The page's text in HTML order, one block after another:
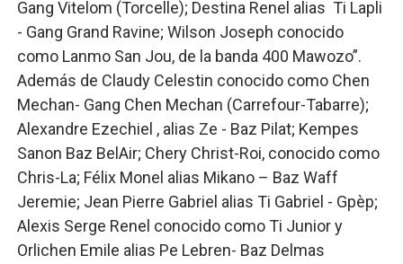
Gang Vitelom (Torcelle); Destina Renel alias Ti Lapli
- Gang Grand Ravine; Wilson Joseph conocido
como Lanmo San Jou, de la banda 400 Mawozo”.
Además de Claudy Celestin conocido como Chen
Mechan- Gang Chen Mechan (Carrefour-Tabarre);
Alexandre Ezechiel , alias Ze - Baz Pilat; Kempes
Sanon Baz BelAir; Chery Christ-Roi, conocido como
Chris-La; Félix Monel alias Mikano – Baz Waff
Jeremie; Jean Pierre Gabriel alias Ti Gabriel - Gpèp;
Alexis Serge Renel conocido como Ti Junior y
Orlichen Emile alias Pe Lebren- Baz Delmas